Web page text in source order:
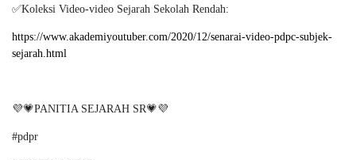
✅Koleksi Video-video Sejarah Sekolah Rendah:
https://www.akademiyoutuber.com/2020/12/senarai-video-pdpc-subjek-
sejarah.html
💜💗PANITIA SEJARAH SR💗💜
#pdpr